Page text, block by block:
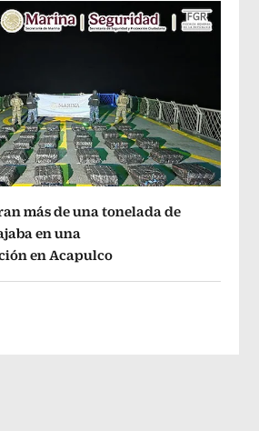
más de una tonelada de
en una
en Acapulco